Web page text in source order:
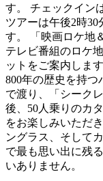
す。 チェックイン
ツアーは午後2時30
す。 「映画ロケ地
テレビ番組のロケ
ットをご案内しま
800年の歴史を持
で渡り、「シーク
後、50人乗りのカ
をお楽しみいただ
ングラス、そして
で最も思い出に残
いありません。